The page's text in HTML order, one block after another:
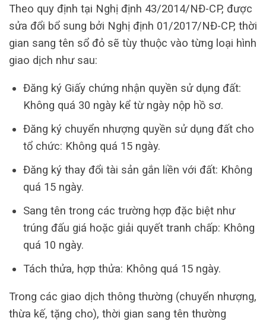
Theo quy định tại Nghị định 43/2014/NĐ-CP, được
sửa đổi bổ sung bởi Nghị định 01/2017/NĐ-CP, thời
gian sang tên sổ đỏ sẽ tùy thuộc vào từng loại hình
giao dịch như sau:
Đăng ký Giấy chứng nhận quyền sử dụng đất:
Không quá 30 ngày kể từ ngày nộp hồ sơ.
Đăng ký chuyển nhượng quyền sử dụng đất cho
tổ chức: Không quá 15 ngày.
Đăng ký thay đổi tài sản gắn liền với đất: Không
quá 15 ngày.
Sang tên trong các trường hợp đặc biệt như
trúng đấu giá hoặc giải quyết tranh chấp: Không
quá 10 ngày.
Tách thửa, hợp thửa: Không quá 15 ngày.
Trong các giao dịch thông thường (chuyển nhượng,
thừa kế, tặng cho), thời gian sang tên thường